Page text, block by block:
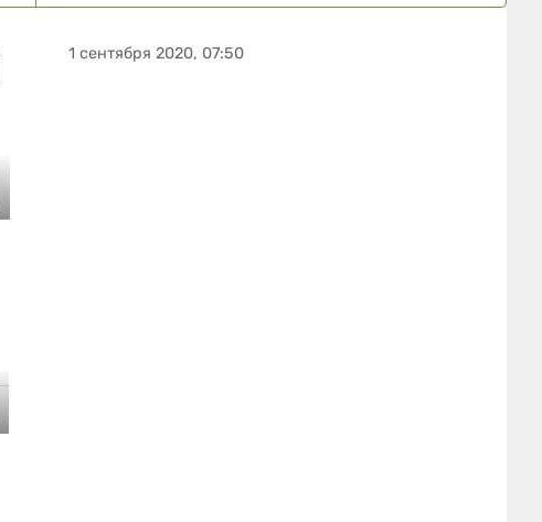
1 сентября 2020, 07:50